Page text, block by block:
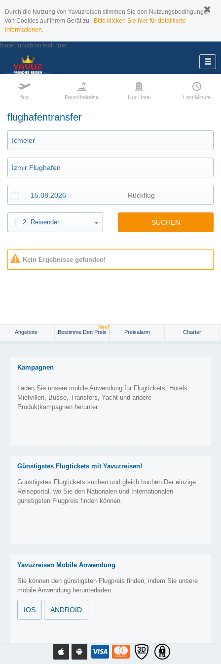
Durch die Nutzung von Yavuzreisen stimmen Sie den Nutzungsbedingungen
von Cookies auf Ihrem Gerät zu. Bitte klicken Sie hier für detaillierte
Informationen.
footer.tursab.no.text: true
flug Pauschalreise Nur Hotel Last Minute
flughafentransfer
2 Reisender SUCHEN
Kein Ergebnisse gefunden!
Angebote Bestimme Den Preis
Neu!
Preisalarm Charter
Kampagnen
Laden Sie unsere mobile Anwendung für Flugtickets, Hotels,
Mietvillen, Busse, Transfers, Yacht und andere
Produktkampagnen herunter.
Günstigstes Flugtickets mit Yavuzreisen!
Günstigstes Flugtickets suchen und gleich buchen.Der einzige
Reiseportal, wo Sie den Nationalen und Internationalen
günstigsten Flugpreis finden können.
Yavuzreisen Mobile Anwendung
Sie können den günstigsten Flugpreis finden, indem Sie unsere
mobile Anwendung herunterladen.
IOS ANDROID